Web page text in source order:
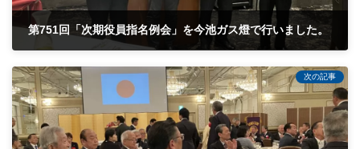
第751回「次期役員指名例会」を今池ガス燈で行いました。
次の記事